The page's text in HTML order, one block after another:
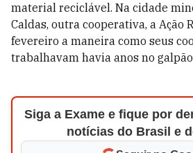
material reciclável. Na cidade
Caldas, outra cooperativa, a Ação
fevereiro a maneira como seus
trabalhavam havia anos no
Siga a Exame e fique por
notícias do Brasil e